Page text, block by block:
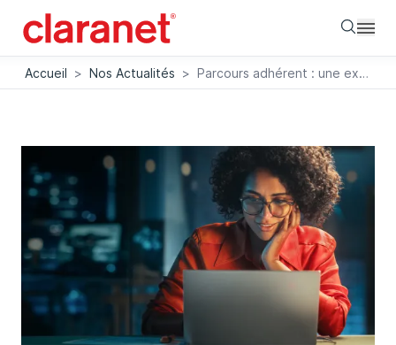
Accueil > Nos Actualités > Parcours adhérent : une expérience utilisateur améliorée